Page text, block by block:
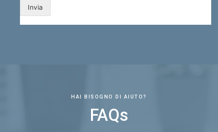
Invia
HAI BISOGNO DI AIUTO?
FAQs